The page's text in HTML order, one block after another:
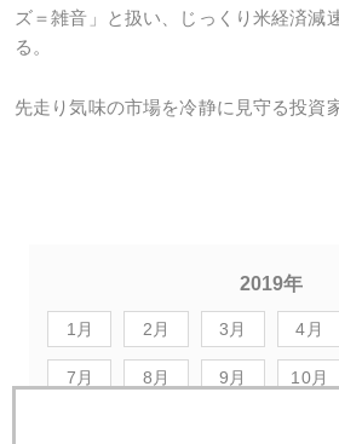
ズ＝雑音」と扱い、じっくり米経済減
る。
先走り気味の市場を冷静に見守る投資
2019年
1月 2月 3月 4月
7月 8月 9月 10月